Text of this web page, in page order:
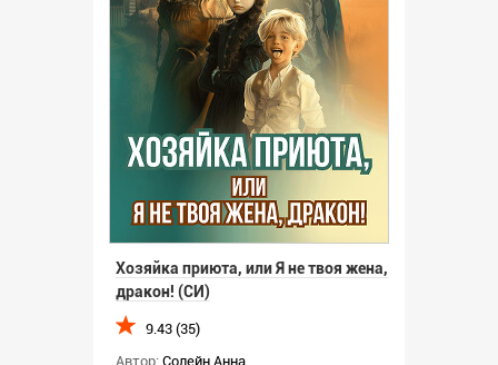
Хозяйка приюта, или Я не твоя жена,
дракон! (СИ)
9.43 (35)
Автор: Солейн Анна